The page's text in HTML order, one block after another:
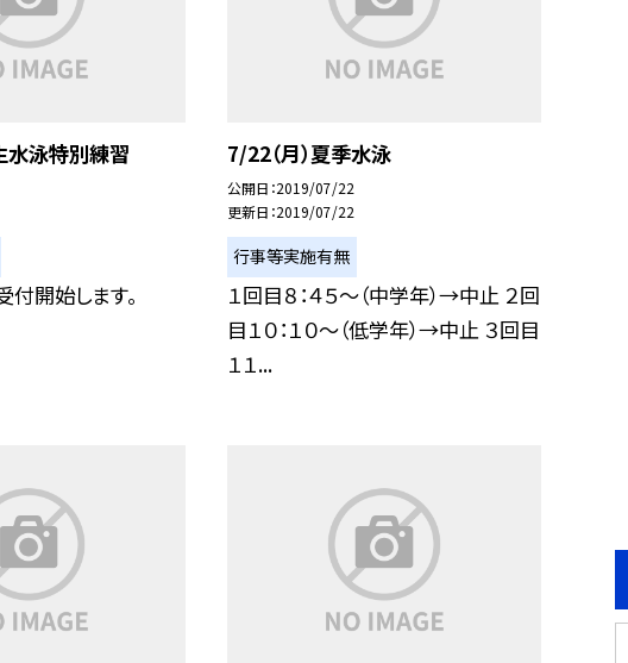
泳特別練習
付開始します。
7/22（月）夏季水泳
公開日 2019/07/22
更新日 2019/07/22
行事等実施有無
１回目８：４５〜（中学年）→中止 ２回
目１０：１０〜（低学年）→中止 ３回目
１１...